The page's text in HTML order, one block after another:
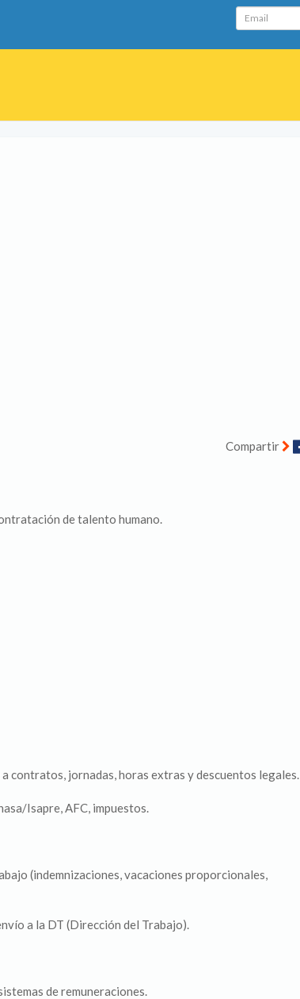
Email
Compartir
de talento humano.
contratos, jornadas, horas extras y descuentos legales.
Isapre, AFC, impuestos.
(indemnizaciones, vacaciones proporcionales,
a la DT (Dirección del Trabajo).
de remuneraciones.